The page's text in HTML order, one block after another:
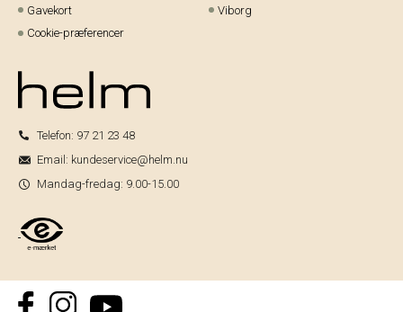
Gavekort
Cookie-præferencer
Viborg
Telefon: 97 21 23 48
Email: kundeservice@helm.nu
Mandag-fredag: 9.00-15.00